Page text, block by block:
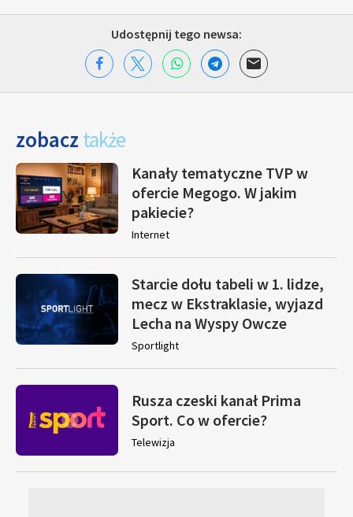
Udostępnij tego newsa:
zobacz także
Kanały tematyczne TVP w
ofercie Megogo. W jakim
pakiecie?
Internet
Starcie dołu tabeli w 1. lidze,
mecz w Ekstraklasie, wyjazd
Lecha na Wyspy Owcze
Sportlight
Rusza czeski kanał Prima
Sport. Co w ofercie?
Telewizja